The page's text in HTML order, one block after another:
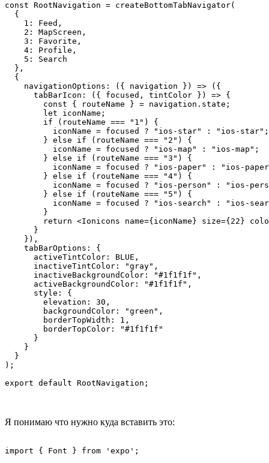
const RootNavigation = createBottomTabNavigator(
  {
    1: Feed,
    2: MapScreen,
    3: Favorite,
    4: Profile,
    5: Search
  },
  {
    navigationOptions: ({ navigation }) => ({
      tabBarIcon: ({ focused, tintColor }) => {
        const { routeName } = navigation.state;
        let iconName;
        if (routeName === "1") {
          iconName = focused ? "ios-star" : "ios-star";
        } else if (routeName === "2") {
          iconName = focused ? "ios-map" : "ios-map";
        } else if (routeName === "3") {
iconName = focused ? "ios-paper" : "ios-
        } else if (routeName === "4") {
iconName = focused ? "ios-person" : "ios-
        } else if (routeName === "5") {
iconName = focused ? "ios-search" : "ios-
        }
return <Ionicons name={iconName} size={22}
      }
    }),
    tabBarOptions: {
      activeTintColor: BLUE,
      inactiveTintColor: "gray",
      inactiveBackgroundColor: "#1f1f1f",
      activeBackgroundColor: "#1f1f1f",
      style: {
        elevation: 30,
        backgroundColor: "green",
        borderTopWidth: 1,
        borderTopColor: "#1f1f1f"
      }
    }
  }
);
export default RootNavigation;
Я понимаю что нужно куда вставить это:
import { Font } from 'expo';